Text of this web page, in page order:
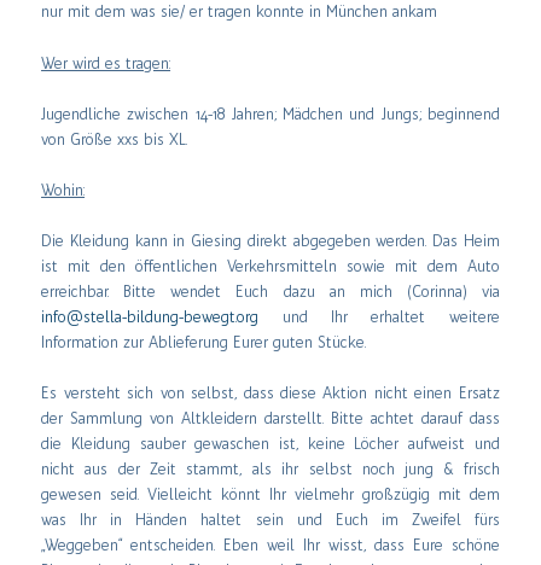
nur mit dem was sie/ er tragen konnte in München ankam
Wer wird es tragen:
Jugendliche zwischen 14-18 Jahren; Mädchen und Jungs; beginnend
von Größe xxs bis XL.
Wohin:
Die Kleidung kann in Giesing direkt abgegeben werden. Das Heim
ist mit den öffentlichen Verkehrsmitteln sowie mit dem Auto
erreichbar. Bitte wendet Euch dazu an mich (Corinna) via
info@stella-bildung-bewegt.org und Ihr erhaltet weitere
Information zur Ablieferung Eurer guten Stücke.
Es versteht sich von selbst, dass diese Aktion nicht einen Ersatz
der Sammlung von Altkleidern darstellt. Bitte achtet darauf dass
die Kleidung sauber gewaschen ist, keine Löcher aufweist und
nicht aus der Zeit stammt, als ihr selbst noch jung & frisch
gewesen seid. Vielleicht könnt Ihr vielmehr großzügig mit dem
was Ihr in Händen haltet sein und Euch im Zweifel fürs
„Weggeben“ entscheiden. Eben weil Ihr wisst, dass Eure schöne